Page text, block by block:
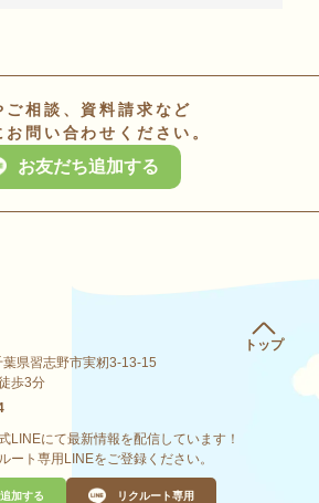
ご相談、資料請求など
お問い合わせください。
お友だち追加する
県習志野市実籾3-13-15
歩3分
LINEにて最新情報を配信しています！
ート専用LINEをご登録ください。
加する リクルート専用
トップ